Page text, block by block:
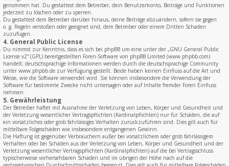
genommen hat. Du gestattest dem Betreiber, dein Benutzerkonto, Beiträge und Funktionen
jederzeit zu löschen oder zu sperren.
Du gestattest dem Betreiber darüber hinaus, deine Beiträge abzuändern, sofern sie gegen
o. g. Regeln verstoßen oder geeignet sind, dem Betreiber oder einem Dritten Schaden
zuzufügen.
4. General Public License
Du nimmst zur Kenntnis, dass es sich bei phpBB um eine unter der „GNU General Public
License v2“ (GPL) bereitgestellten Foren-Software von phpBB Limited (www.phpbb.com)
handelt; deutschsprachige Informationen werden durch die deutschsprachige Community
unter www.phpbb.de zur Verfügung gestellt. Beide haben keinen Einfluss auf die Art und
Weise, wie die Software verwendet wird. Sie können insbesondere die Verwendung der
Software für bestimmte Zwecke nicht untersagen oder auf Inhalte fremder Foren Einfluss
nehmen.
5. Gewährleistung
Der Betreiber haftet mit Ausnahme der Verletzung von Leben, Körper und Gesundheit und
der Verletzung wesentlicher Vertragspflichten (Kardinalpflichten) nur für Schäden, die auf
ein vorsätzliches oder grob fahrlässiges Verhalten zurückzuführen sind. Dies gilt auch für
mittelbare Folgeschäden wie insbesondere entgangenen Gewinn.
Die Haftung ist gegenüber Verbrauchern außer bei vorsätzlichem oder grob fahrlässigem
Verhalten oder bei Schäden aus der Verletzung von Leben, Körper und Gesundheit und der
Verletzung wesentlicher Vertragspflichten (Kardinalpflichten) auf die bei Vertragsschluss
typischerweise vorhersehbaren Schäden und im übrigen der Höhe nach auf die